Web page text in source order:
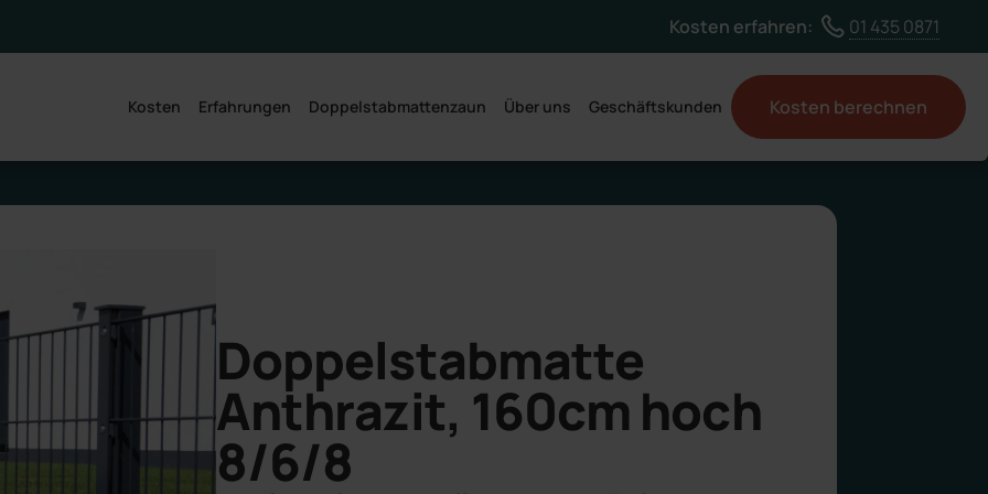
Land ändern
Kosten erfahren: 01 435 0871
Kosten Erfahrungen Doppelstabmattenzaun Über uns Geschäftskunden Kosten berechnen
Doppelstabmatte
Anthrazit, 160cm hoch
8/6/8